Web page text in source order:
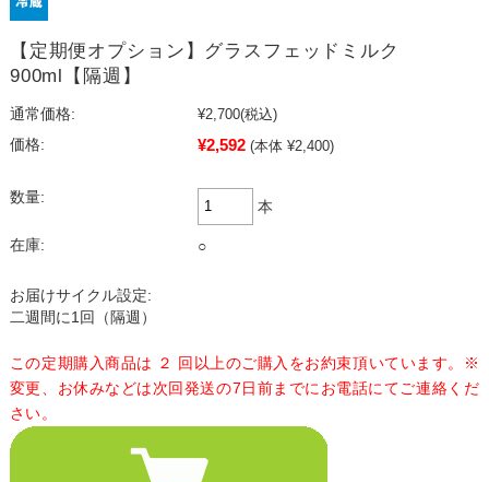
【定期便オプション】グラスフェッドミルク
900ml【隔週】
通常価格: ¥2,700(税込)
価格:
¥2,592 (本体 ¥2,400)
数量:
本
在庫: ○
お届けサイクル設定:
二週間に1回（隔週）
この定期購入商品は ２ 回以上のご購入をお約束頂いています。※
変更、お休みなどは次回発送の7日前までにお電話にてご連絡くだ
さい。